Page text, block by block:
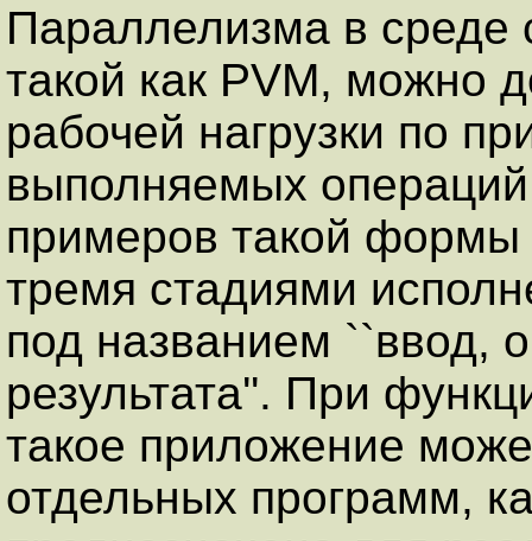
Параллелизма в среде
такой как PVM, можно
рабочей нагрузки по
выполняемых
примеров такой формы
тремя стадиями
под названием ``ввод,
результата''. При
такое приложение
отдельных программ,